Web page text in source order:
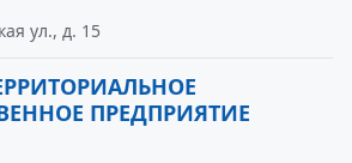
ул., д. 15
ПРЕДПРИЯТИЕ